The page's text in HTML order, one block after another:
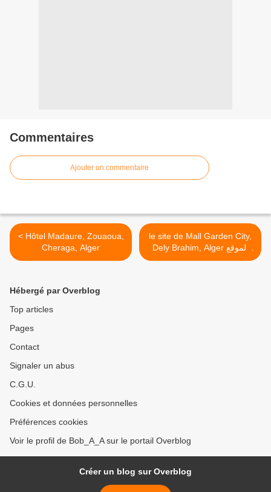
Commentaires
Ajouter un commentaire
< Hôtel Madaure, Zouaoua,
Cheraga, Alger
le site de Mall Garden City,
Dely Brahim, Alger الموقع
الرسمي لمول قاردن ستي،
Hébergé par Overblog
Top articles
Pages
Contact
Signaler un abus
C.G.U.
Cookies et données personnelles
Préférences cookies
Voir le profil de Bob_A_A sur le portail Overblog
Créer un blog sur Overblog